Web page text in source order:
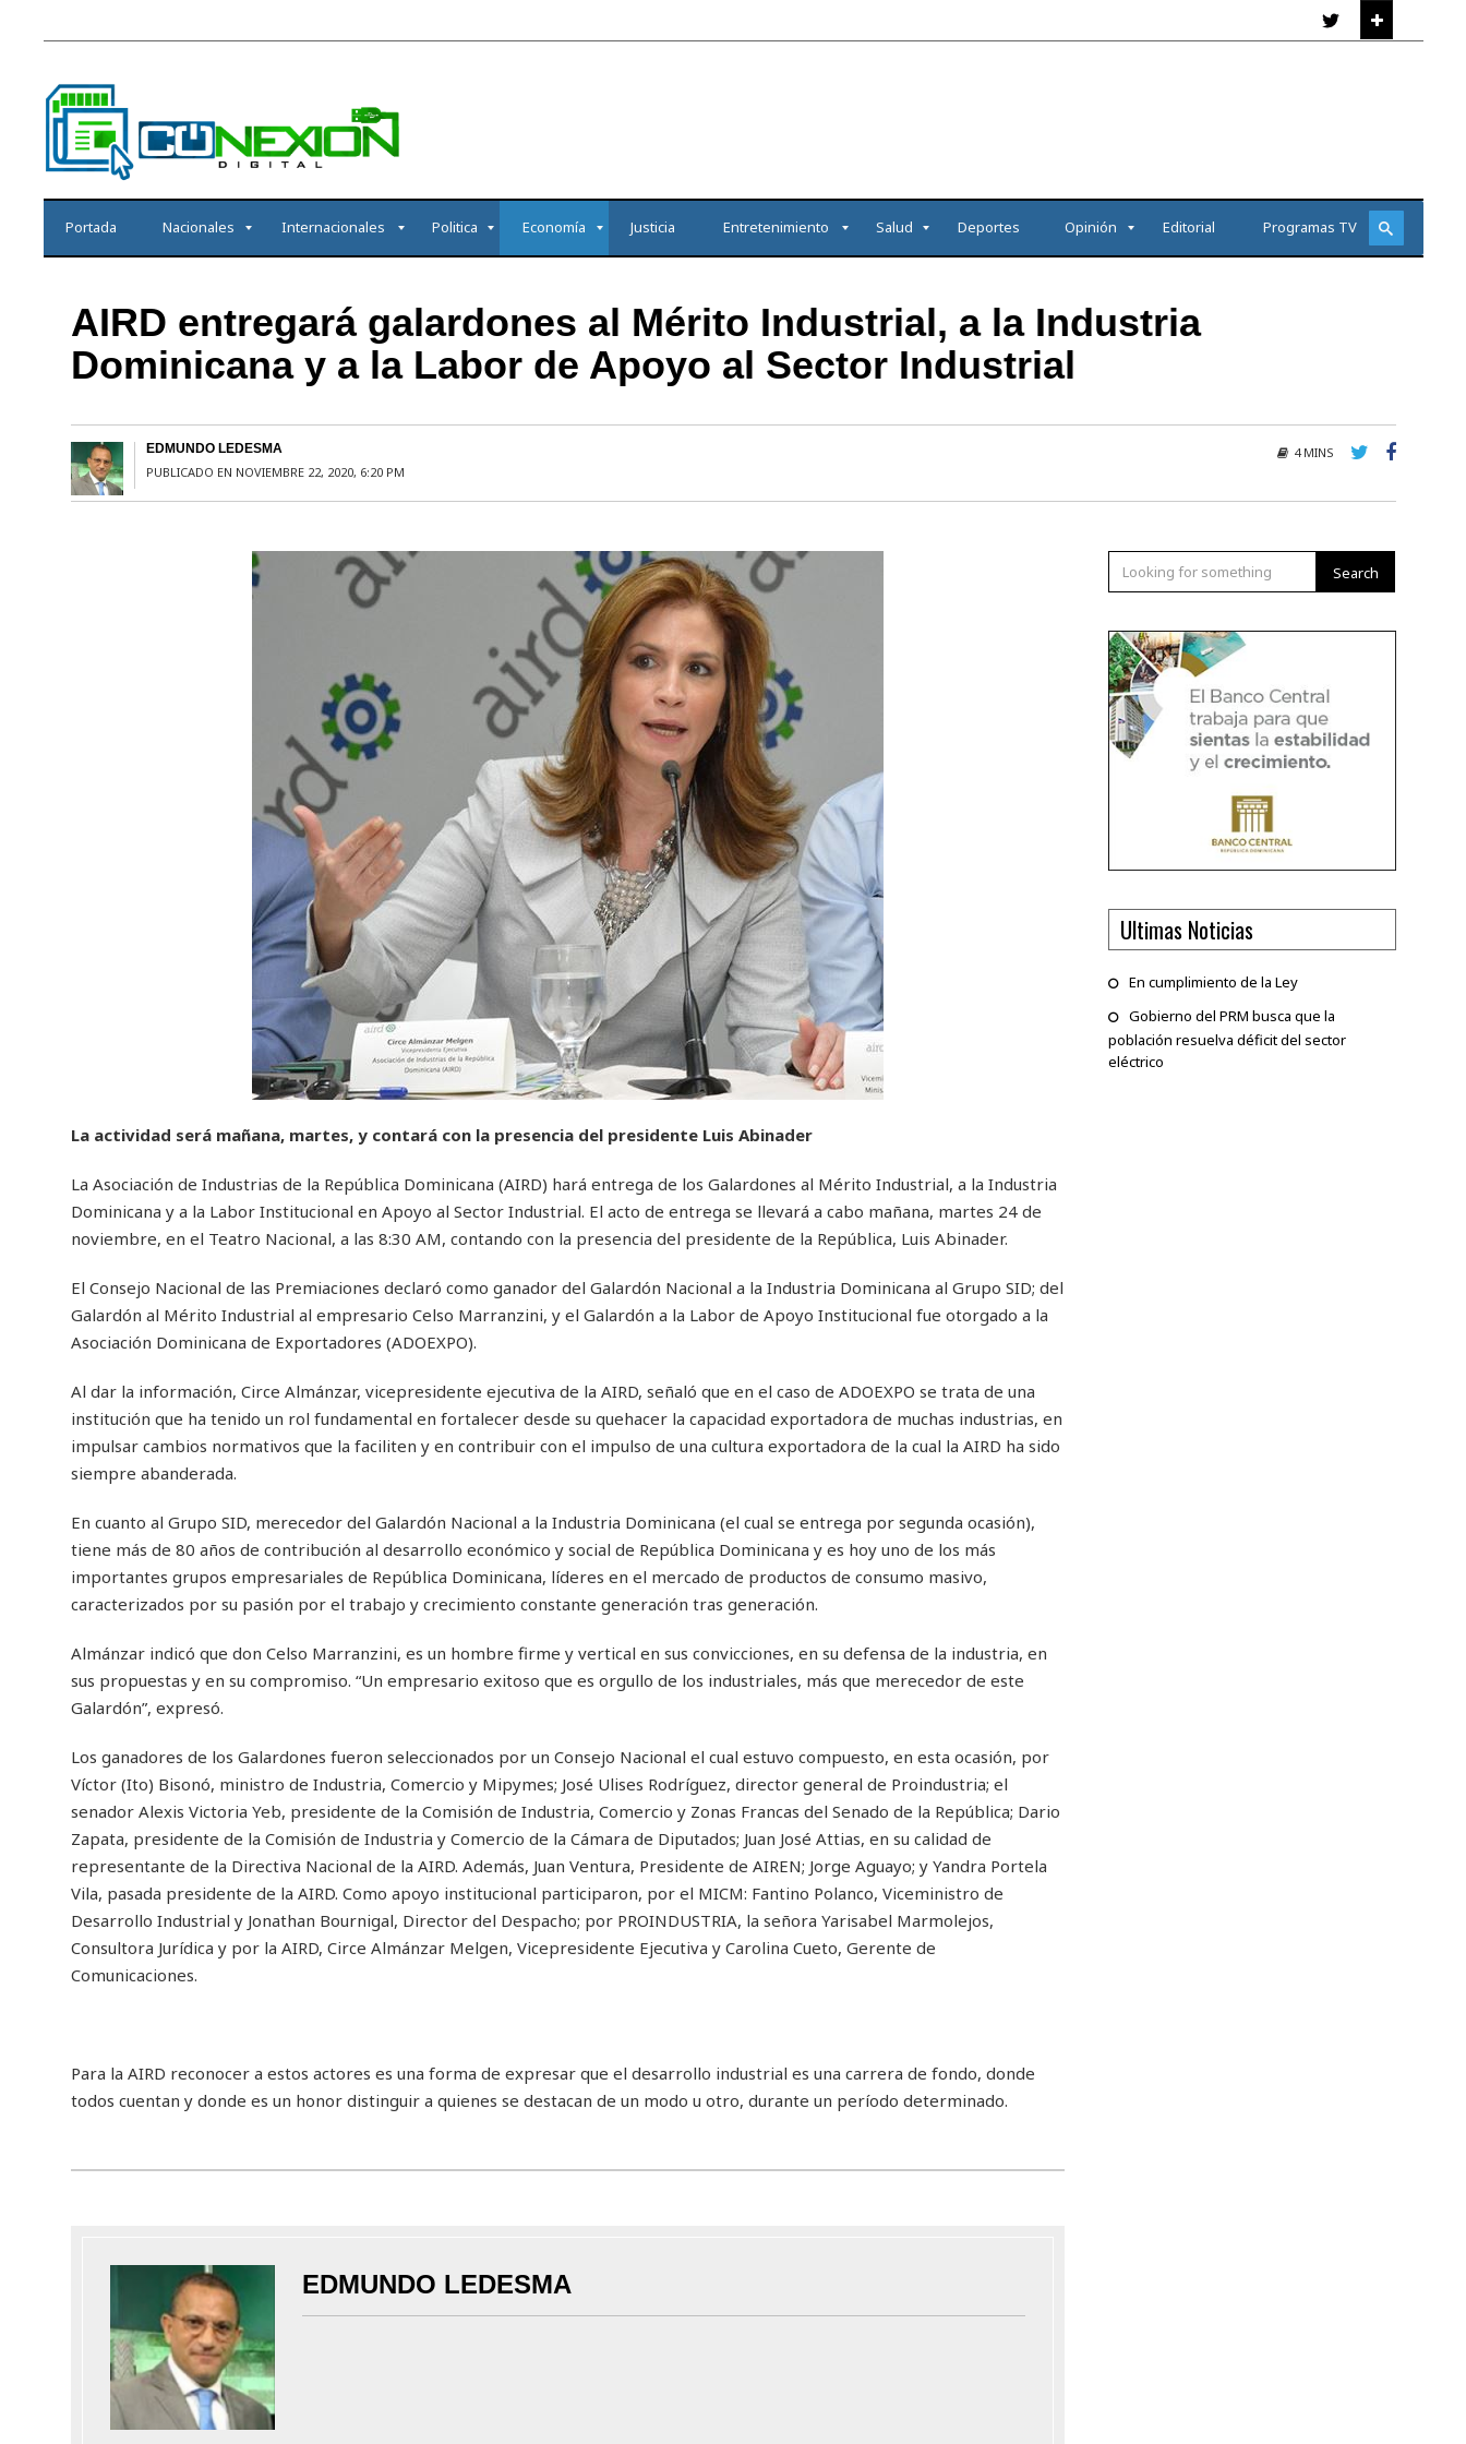
Portada Nacionales Internacionales Politica Economía Justicia Entretenimiento Salud Deportes Opinión Editorial Programas TV
AIRD entregará galardones al Mérito Industrial, a la Industria
Dominicana y a la Labor de Apoyo al Sector Industrial
EDMUNDO LEDESMA
PUBLICADO EN NOVIEMBRE 22, 2020, 6:20 PM
4 MINS
La actividad será mañana, martes, y contará con la presencia del presidente Luis Abinader
La Asociación de Industrias de la República Dominicana (AIRD) hará entrega de los Galardones al Mérito Industrial, a la Industria
Dominicana y a la Labor Institucional en Apoyo al Sector Industrial. El acto de entrega se llevará a cabo mañana, martes 24 de
noviembre, en el Teatro Nacional, a las 8:30 AM, contando con la presencia del presidente de la República, Luis Abinader.
El Consejo Nacional de las Premiaciones declaró como ganador del Galardón Nacional a la Industria Dominicana al Grupo SID; del
Galardón al Mérito Industrial al empresario Celso Marranzini, y el Galardón a la Labor de Apoyo Institucional fue otorgado a la
Asociación Dominicana de Exportadores (ADOEXPO).
Al dar la información, Circe Almánzar, vicepresidente ejecutiva de la AIRD, señaló que en el caso de ADOEXPO se trata de una
institución que ha tenido un rol fundamental en fortalecer desde su quehacer la capacidad exportadora de muchas industrias, en
impulsar cambios normativos que la faciliten y en contribuir con el impulso de una cultura exportadora de la cual la AIRD ha sido
siempre abanderada.
En cuanto al Grupo SID, merecedor del Galardón Nacional a la Industria Dominicana (el cual se entrega por segunda ocasión),
tiene más de 80 años de contribución al desarrollo económico y social de República Dominicana y es hoy uno de los más
importantes grupos empresariales de República Dominicana, líderes en el mercado de productos de consumo masivo,
caracterizados por su pasión por el trabajo y crecimiento constante generación tras generación.
Almánzar indicó que don Celso Marranzini, es un hombre firme y vertical en sus convicciones, en su defensa de la industria, en
sus propuestas y en su compromiso. “Un empresario exitoso que es orgullo de los industriales, más que merecedor de este
Galardón”, expresó.
Los ganadores de los Galardones fueron seleccionados por un Consejo Nacional el cual estuvo compuesto, en esta ocasión, por
Víctor (Ito) Bisonó, ministro de Industria, Comercio y Mipymes; José Ulises Rodríguez, director general de Proindustria; el
senador Alexis Victoria Yeb, presidente de la Comisión de Industria, Comercio y Zonas Francas del Senado de la República; Dario
Zapata, presidente de la Comisión de Industria y Comercio de la Cámara de Diputados; Juan José Attias, en su calidad de
representante de la Directiva Nacional de la AIRD. Además, Juan Ventura, Presidente de AIREN; Jorge Aguayo; y Yandra Portela
Vila, pasada presidente de la AIRD. Como apoyo institucional participaron, por el MICM: Fantino Polanco, Viceministro de
Desarrollo Industrial y Jonathan Bournigal, Director del Despacho; por PROINDUSTRIA, la señora Yarisabel Marmolejos,
Consultora Jurídica y por la AIRD, Circe Almánzar Melgen, Vicepresidente Ejecutiva y Carolina Cueto, Gerente de
Comunicaciones.
Para la AIRD reconocer a estos actores es una forma de expresar que el desarrollo industrial es una carrera de fondo, donde
todos cuentan y donde es un honor distinguir a quienes se destacan de un modo u otro, durante un período determinado.
EDMUNDO LEDESMA
Search
Ultimas Noticias
En cumplimiento de la Ley
Gobierno del PRM busca que la
población resuelva déficit del sector
eléctrico